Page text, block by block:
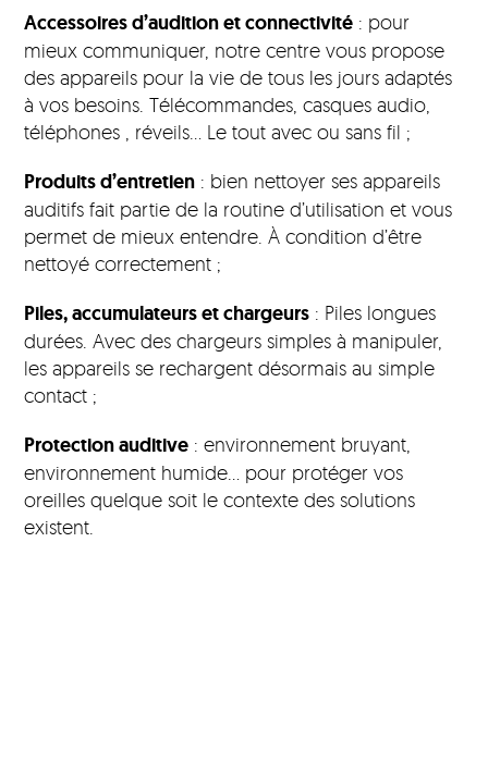
Accessoires d’audition et connectivité : pour
mieux communiquer, notre centre vous propose
des appareils pour la vie de tous les jours adaptés
à vos besoins. Télécommandes, casques audio,
téléphones , réveils… Le tout avec ou sans fil ;
Produits d’entretien : bien nettoyer ses appareils
auditifs fait partie de la routine d’utilisation et vous
permet de mieux entendre. À condition d’être
nettoyé correctement ;
Piles, accumulateurs et chargeurs : Piles longues
durées. Avec des chargeurs simples à manipuler,
les appareils se rechargent désormais au simple
contact ;
Protection auditive : environnement bruyant,
environnement humide… pour protéger vos
oreilles quelque soit le contexte des solutions
existent.